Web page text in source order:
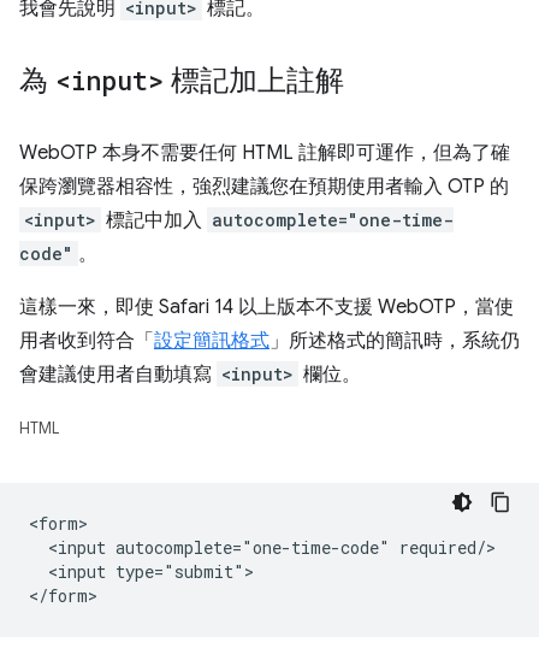
我會先說明 <input> 標記。
為 <input> 標記加上註解
WebOTP 本身不需要任何 HTML 註解即可運作，但為了確
保跨瀏覽器相容性，強烈建議您在預期使用者輸入 OTP 的
<input> 標記中加入 autocomplete="one-time-
code" 。
這樣一來，即使 Safari 14 以上版本不支援 WebOTP，當使
用者收到符合「 設定簡訊格式」所述格式的簡訊時，系統仍
會建議使用者自動填寫 <input> 欄位。
HTML
<form>
  <input autocomplete="one-time-code" required/>
  <input type="submit">